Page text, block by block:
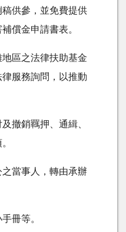
供參，並免費提供
償金申請書表。
區之法律扶助基金
服務詢問，以推動
撤銷羈押、通緝、
當事人，轉由承辦
冊等。